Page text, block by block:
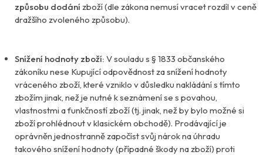
způsobu dodánízboží (dle zákona nemusí vracet rozdíl v ceně
dražšího zvoleného způsobu).
Snížení hodnoty zboží: V souladu s § 1833 občanského
zákoníku nese Kupující odpovědnost za snížení hodnoty
vráceného zboží, které vzniklo v důsledku nakládání s tímto
zbožím jinak, než je nutné k seznámení se s povahou,
vlastnostmi a funkčností zboží (tj. jinak, než by bylo možné si
zboží prohlédnout v klasickém obchodě). Prodávající je
oprávněn jednostranně započíst svůj nárok na úhradu
takového snížení hodnoty (případné škody na zboží) proti